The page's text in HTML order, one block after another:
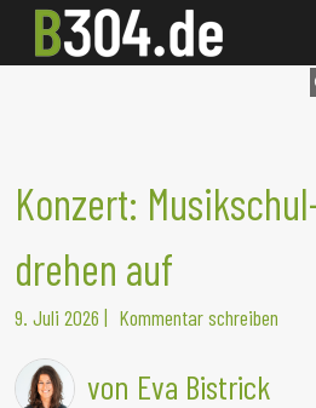
Konzert:
drehen auf
9. Juli 2026 | Kommentar schreiben
von Eva Bistrick